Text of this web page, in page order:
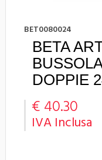
BET0080024
BETA
DOPPIE
€ 40.30
IVA Inclusa